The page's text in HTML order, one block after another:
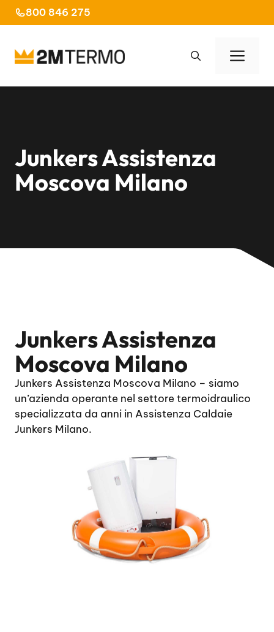
al
800 846 275
Junkers Assistenza
Moscova Milano
Junkers Assistenza
Moscova Milano
Junkers Assistenza Moscova Milano – siamo
un’azienda operante nel settore termoidraulico
specializzata da anni in Assistenza Caldaie
Junkers Milano.